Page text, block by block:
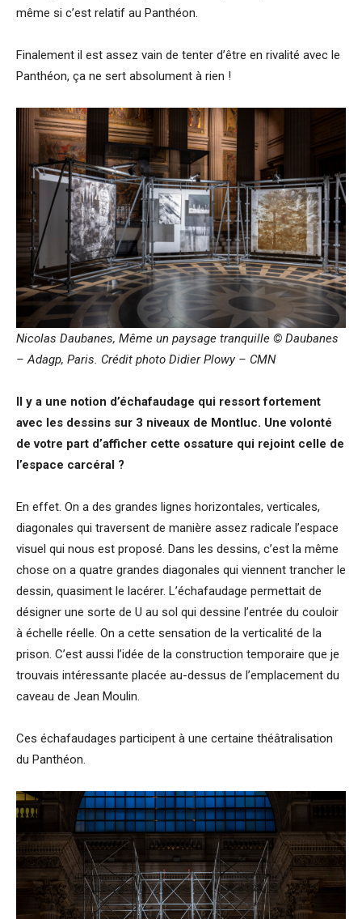
même si c’est relatif au Panthéon.
Finalement il est assez vain de tenter d’être en rivalité avec le
Panthéon, ça ne sert absolument à rien !
Nicolas Daubanes, Même un paysage tranquille © Daubanes
– Adagp, Paris. Crédit photo Didier Plowy – CMN
Il y a une notion d’échafaudage qui ressort fortement
avec les dessins sur 3 niveaux de Montluc. Une volonté
de votre part d’afficher cette ossature qui rejoint celle de
l’espace carcéral ?
En effet. On a des grandes lignes horizontales, verticales,
diagonales qui traversent de manière assez radicale l’espace
visuel qui nous est proposé. Dans les dessins, c’est la même
chose on a quatre grandes diagonales qui viennent trancher le
dessin, quasiment le lacérer. L’échafaudage permettait de
désigner une sorte de U au sol qui dessine l’entrée du couloir
à échelle réelle. On a cette sensation de la verticalité de la
prison. C’est aussi l’idée de la construction temporaire que je
trouvais intéressante placée au-dessus de l’emplacement du
caveau de Jean Moulin.
Ces échafaudages participent à une certaine théâtralisation
du Panthéon.